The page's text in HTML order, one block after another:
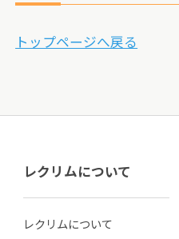
トップページへ戻る
レクリムについて
レクリムについて